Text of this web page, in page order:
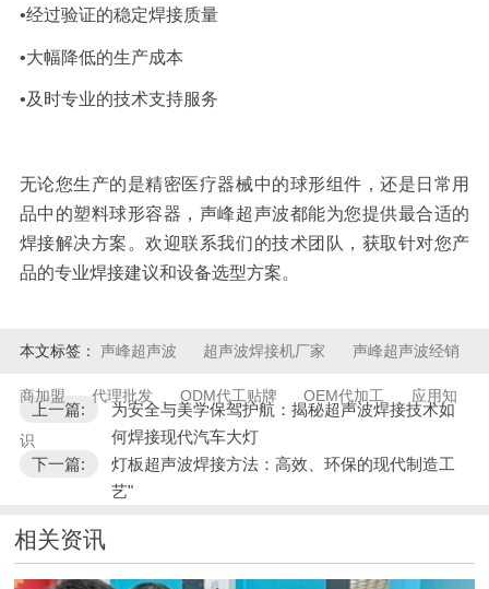
•经过验证的稳定焊接质量
•大幅降低的生产成本
•及时专业的技术支持服务
无论您生产的是精密医疗器械中的球形组件，还是日常用
品中的塑料球形容器，声峰超声波都能为您提供最合适的
焊接解决方案。欢迎联系我们的技术团队，获取针对您产
品的专业焊接建议和设备选型方案。
本文标签： 声峰超声波 超声波焊接机厂家 声峰超声波经销
商加盟 代理批发 ODM代工贴牌 OEM代加工 应用知
识
上一篇:
为安全与美学保驾护航：揭秘超声波焊接技术如
何焊接现代汽车大灯
下一篇:
灯板超声波焊接方法：高效、环保的现代制造工
艺"
相关资讯